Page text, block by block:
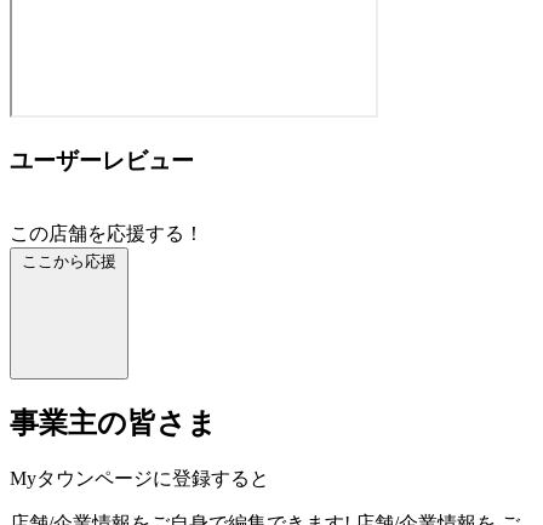
ユーザーレビュー
この店舗を応援する！
ここから応援
事業主の皆さま
Myタウンページに登録すると